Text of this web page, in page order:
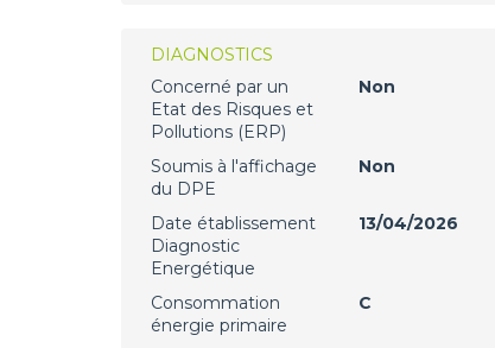
DIAGNOSTICS
Concerné par un
Etat des Risques et
Pollutions (ERP)
Non
Soumis à l'affichage
du DPE
Non
Date établissement
Diagnostic
Energétique
13/04/2026
Consommation
énergie primaire
C